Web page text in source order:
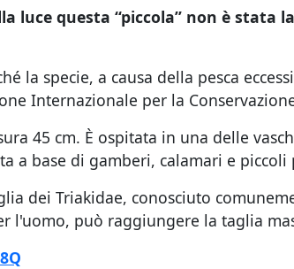
luce questa “piccola” non è stata
la specie, a causa della pesca
Internazionale per la
45 cm. È ospitata in una delle
a base di gamberi, calamari e
dei Triakidae, conosciuto
l'uomo, può raggiungere la taglia